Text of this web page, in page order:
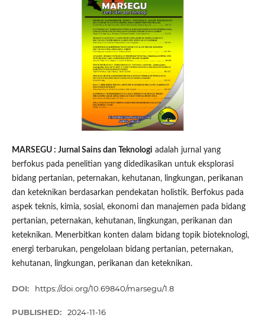
MARSEGU : Jurnal Sains dan Teknologi adalah jurnal yang
berfokus pada penelitian yang didedikasikan untuk eksplorasi
bidang pertanian, peternakan, kehutanan, lingkungan, perikanan
dan keteknikan berdasarkan pendekatan holistik. Berfokus pada
aspek teknis, kimia, sosial, ekonomi dan manajemen pada bidang
pertanian, peternakan, kehutanan, lingkungan, perikanan dan
keteknikan. Menerbitkan konten dalam bidang topik bioteknologi,
energi terbarukan, pengelolaan bidang pertanian, peternakan,
kehutanan, lingkungan, perikanan dan keteknikan.
DOI: https://doi.org/10.69840/marsegu/1.8
PUBLISHED: 2024-11-16